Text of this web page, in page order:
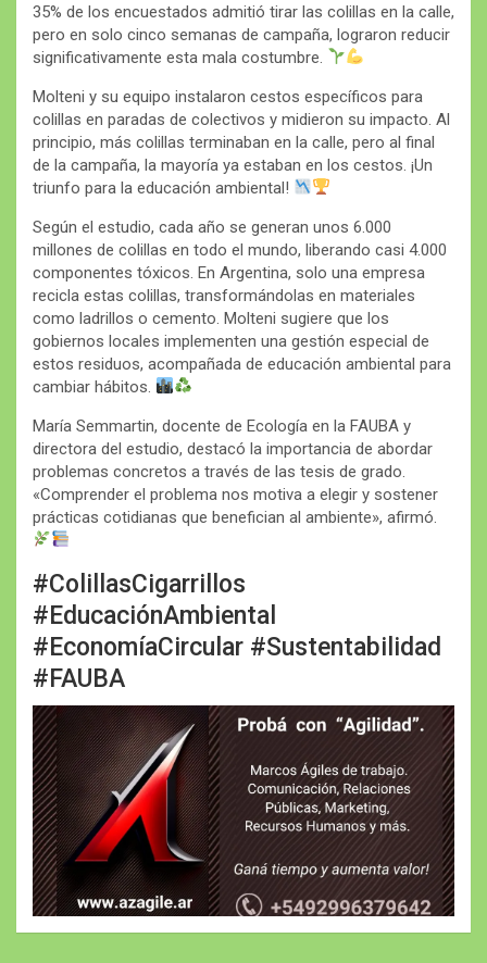
35% de los encuestados admitió tirar las colillas en la calle,
pero en solo cinco semanas de campaña, lograron reducir
significativamente esta mala costumbre.
Molteni y su equipo instalaron cestos específicos para
colillas en paradas de colectivos y midieron su impacto. Al
principio, más colillas terminaban en la calle, pero al final
de la campaña, la mayoría ya estaban en los cestos. ¡Un
triunfo para la educación ambiental!
Según el estudio, cada año se generan unos 6.000
millones de colillas en todo el mundo, liberando casi 4.000
componentes tóxicos. En Argentina, solo una empresa
recicla estas colillas, transformándolas en materiales
como ladrillos o cemento. Molteni sugiere que los
gobiernos locales implementen una gestión especial de
estos residuos, acompañada de educación ambiental para
cambiar hábitos.
María Semmartin, docente de Ecología en la FAUBA y
directora del estudio, destacó la importancia de abordar
problemas concretos a través de las tesis de grado.
«Comprender el problema nos motiva a elegir y sostener
prácticas cotidianas que benefician al ambiente», afirmó.
#ColillasCigarrillos
#EducaciónAmbiental
#EconomíaCircular #Sustentabilidad
#FAUBA